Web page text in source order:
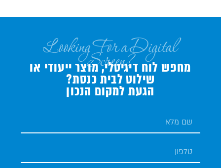
Looking For a Digital
Screen?
מחפש לוח דיגיטלי, מוצר ייעודי או
שילוט לבית כנסת?
הגעת למקום הנכון